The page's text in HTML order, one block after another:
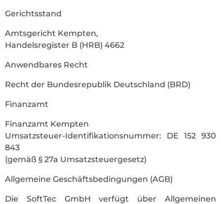
Gerichtsstand
Amtsgericht Kempten,
Handelsregister B (HRB) 4662
Anwendbares Recht
Recht der Bundesrepublik Deutschland (BRD)
Finanzamt
Finanzamt Kempten
Umsatzsteuer-Identifikationsnummer: DE 152 930
843
(gemäß § 27a Umsatzsteuergesetz)
Allgemeine Geschäftsbedingungen (AGB)
Die SoftTec GmbH verfügt über Allgemeinen